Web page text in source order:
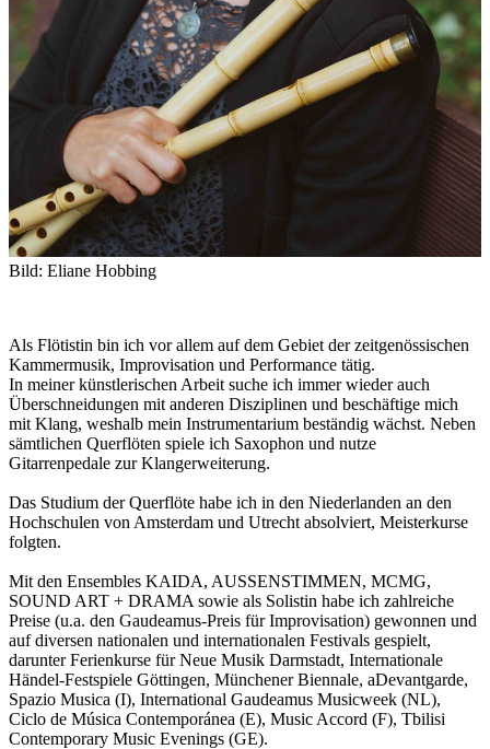
Bild: Eliane Hobbing
Als Flötistin bin ich vor allem auf dem Gebiet der zeitgenössischen
Kammermusik, Improvisation und Performance tätig.
In meiner künstlerischen Arbeit suche ich immer wieder auch
Überschneidungen mit anderen Disziplinen und beschäftige mich
mit Klang, weshalb mein Instrumentarium beständig wächst. Neben
sämtlichen Querflöten spiele ich Saxophon und nutze
Gitarrenpedale zur Klangerweiterung.
Das Studium der Querflöte habe ich in den Niederlanden an den
Hochschulen von Amsterdam und Utrecht absolviert, Meisterkurse
folgten.
Mit den Ensembles KAIDA, AUSSENSTIMMEN, MCMG,
SOUND ART + DRAMA sowie als Solistin habe ich zahlreiche
Preise (u.a. den Gaudeamus-Preis für Improvisation) gewonnen und
auf diversen nationalen und internationalen Festivals gespielt,
darunter Ferienkurse für Neue Musik Darmstadt, Internationale
Händel-Festspiele Göttingen, Münchener Biennale, aDevantgarde,
Spazio Musica (I), International Gaudeamus Musicweek (NL),
Ciclo de Música Contemporánea (E), Music Accord (F), Tbilisi
Contemporary Music Evenings (GE).